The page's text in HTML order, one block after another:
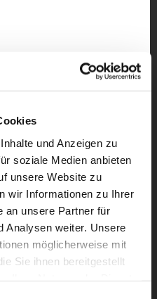
und Anzeigen zu
soziale Medien anbieten
unsere Website zu
wir Informationen zu Ihrer
an unsere Partner für
Analysen weiter. Unsere
möglicherweise mit
Sie ihnen bereitgestellt
Sie auch